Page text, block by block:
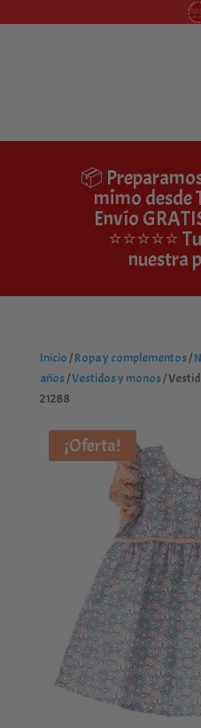
📦
mimo desde
Envío
⭐⭐⭐⭐⭐
nuestra
Inicio /Ropa y complementos/
años/Vestidos y monos/
21288
¡Oferta!